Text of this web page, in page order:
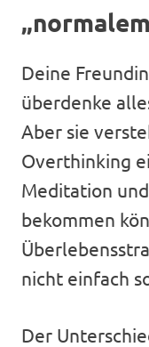
Deine
überdenke
Aber sie
Overthinking
Meditation
bekommen
nicht einfach
Der